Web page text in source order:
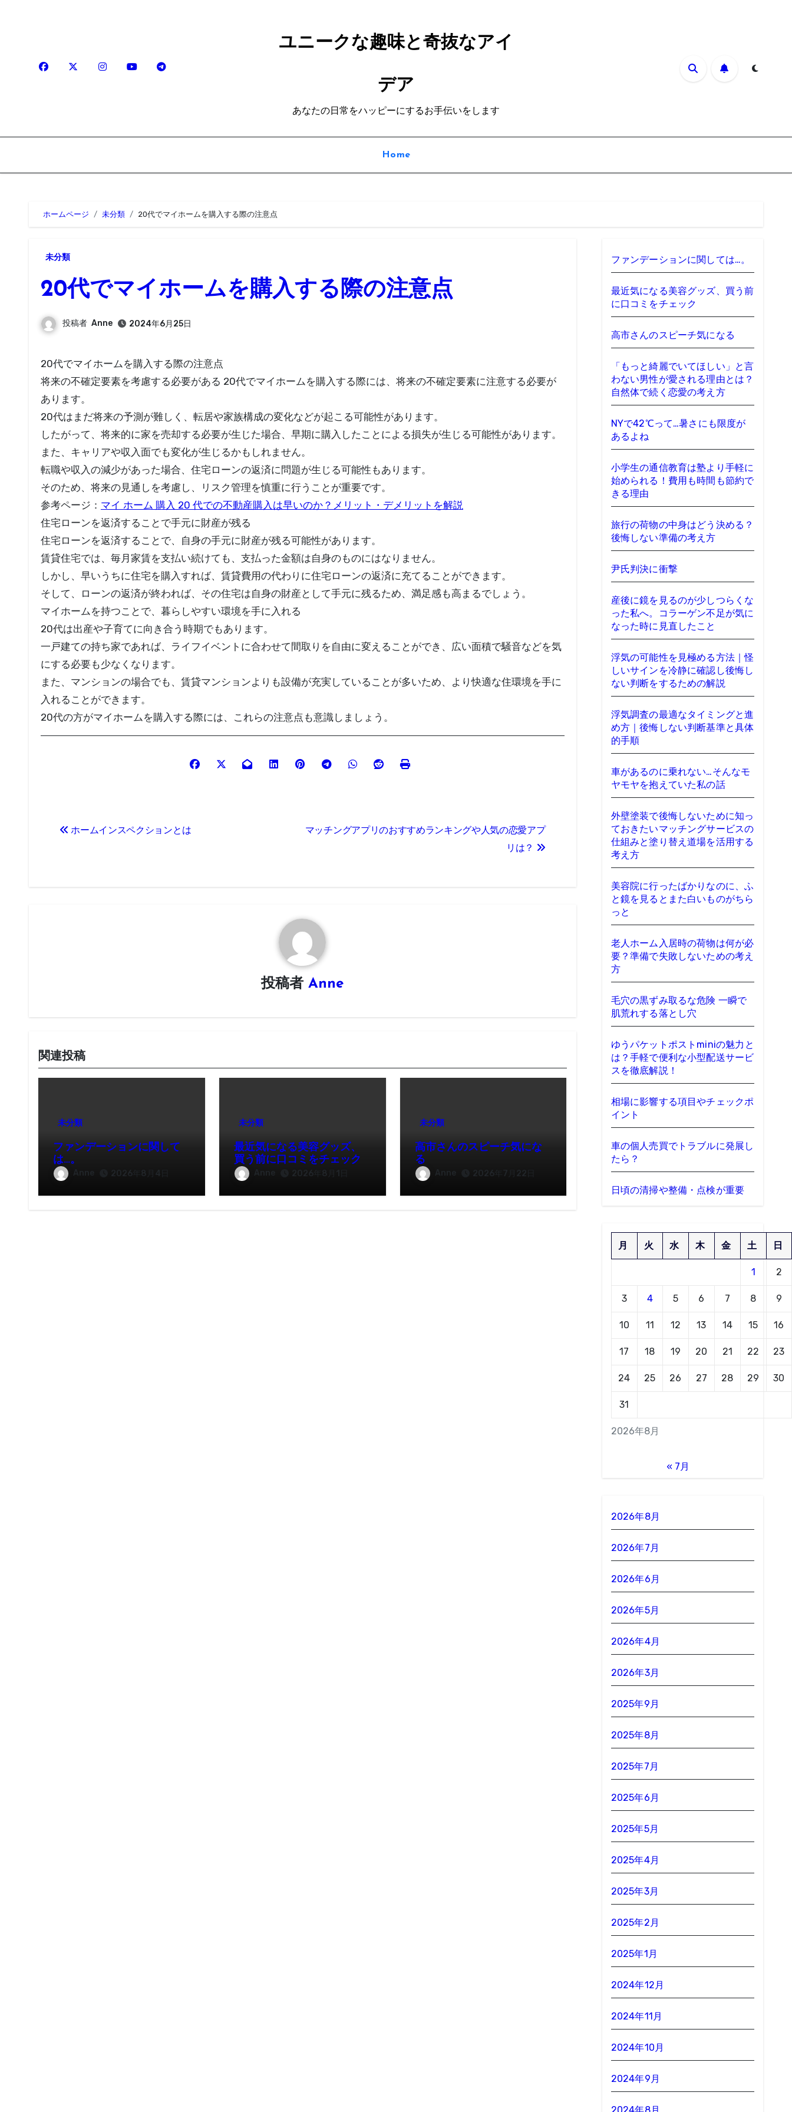
ユニークな趣味と奇抜なアイ
デア
あなたの日常をハッピーにするお手伝いをします
Home
ホームページ 未分類 20代でマイホームを購入する際の注意点
未分類
20代でマイホームを購入する際の注意点
投稿者 Anne 2024年6月25日
20代でマイホームを購入する際の注意点
将来の不確定要素を考慮する必要がある 20代でマイホームを購入する際には、将来の不確定要素に注意する必要が
あります。
20代はまだ将来の予測が難しく、転居や家族構成の変化などが起こる可能性があります。
したがって、将来的に家を売却する必要が生じた場合、早期に購入したことによる損失が生じる可能性があります。
また、キャリアや収入面でも変化が生じるかもしれません。
転職や収入の減少があった場合、住宅ローンの返済に問題が生じる可能性もあります。
そのため、将来の見通しを考慮し、リスク管理を慎重に行うことが重要です。
参考ページ： マイ ホーム 購入 20 代での不動産購入は早いのか？メリット・デメリットを解説
住宅ローンを返済することで手元に財産が残る
住宅ローンを返済することで、自身の手元に財産が残る可能性があります。
賃貸住宅では、毎月家賃を支払い続けても、支払った金額は自身のものにはなりません。
しかし、早いうちに住宅を購入すれば、賃貸費用の代わりに住宅ローンの返済に充てることができます。
そして、ローンの返済が終われば、その住宅は自身の財産として手元に残るため、満足感も高まるでしょう。
マイホームを持つことで、暮らしやすい環境を手に入れる
20代は出産や子育てに向き合う時期でもあります。
一戸建ての持ち家であれば、ライフイベントに合わせて間取りを自由に変えることができ、広い面積で騒音などを気
にする必要も少なくなります。
また、マンションの場合でも、賃貸マンションよりも設備が充実していることが多いため、より快適な住環境を手に
入れることができます。
20代の方がマイホームを購入する際には、これらの注意点も意識しましょう。
ホームインスペクションとは
マッチングアプリのおすすめランキングや人気の恋愛アプ
リは？
投稿者Anne
関連投稿
未分類
ファンデーションに関して
は…。
Anne 2026年8月4日
未分類
最近気になる美容グッズ、
買う前に口コミをチェック
Anne 2026年8月1日
未分類
高市さんのスピーチ気にな
る
Anne 2026年7月22日
ファンデーションに関しては…。
最近気になる美容グッズ、買う前
に口コミをチェック
高市さんのスピーチ気になる
「もっと綺麗でいてほしい」と言
わない男性が愛される理由とは？
自然体で続く恋愛の考え方
NYで42℃って…暑さにも限度が
あるよね
小学生の通信教育は塾より手軽に
始められる！費用も時間も節約で
きる理由
旅行の荷物の中身はどう決める？
後悔しない準備の考え方
尹氏判決に衝撃
産後に鏡を見るのが少しつらくな
った私へ。コラーゲン不足が気に
なった時に見直したこと
浮気の可能性を見極める方法｜怪
しいサインを冷静に確認し後悔し
ない判断をするための解説
浮気調査の最適なタイミングと進
め方｜後悔しない判断基準と具体
的手順
車があるのに乗れない…そんなモ
ヤモヤを抱えていた私の話
外壁塗装で後悔しないために知っ
ておきたいマッチングサービスの
仕組みと塗り替え道場を活用する
考え方
美容院に行ったばかりなのに、ふ
と鏡を見るとまた白いものがちら
っと
老人ホーム入居時の荷物は何が必
要？準備で失敗しないための考え
方
毛穴の黒ずみ取るな危険 一瞬で
肌荒れする落とし穴
ゆうパケットポストminiの魅力と
は？手軽で便利な小型配送サービ
スを徹底解説！
相場に影響する項目やチェックポ
イント
車の個人売買でトラブルに発展し
たら？
日頃の清掃や整備・点検が重要
2026年8月
月 火 水 木 金 土 日
1 2
3 4 5 6 7 8 9
10 11 12 13 14 15 16
17 18 19 20 21 22 23
24 25 26 27 28 29 30
31
« 7月
2026年8月
2026年7月
2026年6月
2026年5月
2026年4月
2026年3月
2025年9月
2025年8月
2025年7月
2025年6月
2025年5月
2025年4月
2025年3月
2025年2月
2025年1月
2024年12月
2024年11月
2024年10月
2024年9月